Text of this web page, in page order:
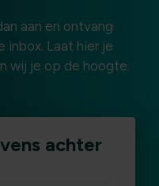
aan en ontvang
inbox. Laat hier je
wij je op de hoogte.
achter